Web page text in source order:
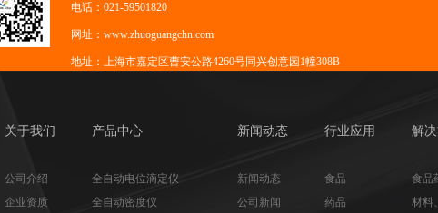
电话：021-59501820
网址：www.zhuoguangchn.com
地址：上海市嘉定区曹安公路4260号同兴创意园1幢308B
关于我们
公司介绍
企业资质
产品中心
全自动电位滴定仪
全自动密度仪
新闻动态
新闻动态
公司新闻
行业应用
食品
药品
解
食品
材料